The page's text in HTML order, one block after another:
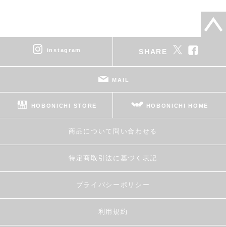
instagram SHARE
MAIL
HOBONICHI STORE HOBONICHI HOME
商品について問い合わせる
特定商取引法に基づく表記
プライバシーポリシー
利用規約